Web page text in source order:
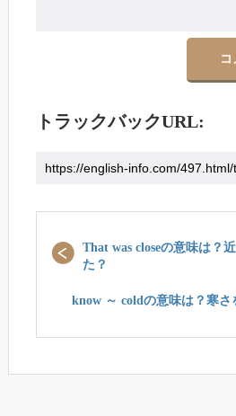
トラックバックURL:
That was closeの意味は？
た？
know ～ coldの意味は？寒さ